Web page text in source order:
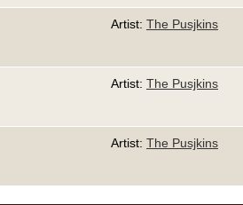
Artist: The Pusjkins
Artist: The Pusjkins
Artist: The Pusjkins